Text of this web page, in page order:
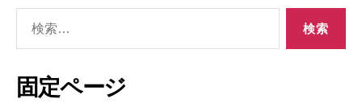
象:
固定ページ